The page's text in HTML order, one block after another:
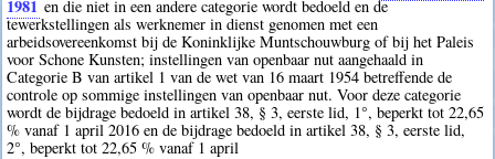
1981 en die niet in een andere categorie wordt bedoeld en de
tewerkstellingen als werknemer in dienst genomen met een
arbeidsovereenkomst bij de Koninklijke Muntschouwburg of bij het Paleis
voor Schone Kunsten; instellingen van openbaar nut aangehaald in
Categorie B van artikel 1 van de wet van 16 maart 1954 betreffende de
controle op sommige instellingen van openbaar nut. Voor deze categorie
wordt de bijdrage bedoeld in artikel 38, § 3, eerste lid, 1°, beperkt tot 22,65
% vanaf 1 april 2016 en de bijdrage bedoeld in artikel 38, § 3, eerste lid,
2°, beperkt tot 22,65 % vanaf 1 april